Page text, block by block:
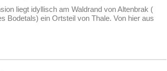
liegt idyllisch am Waldrand von Altenbrak (
Bodetals) ein Ortsteil von Thale. Von hier aus